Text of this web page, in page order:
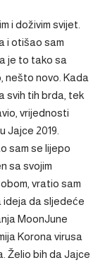
i doživim svijet.
i otišao sam
je to tako sa
nešto novo. Kada
svih tih brda, tek
vrijednosti
Jajce 2019.
sam se lijepo
sa svojim
vratio sam
ideja da sljedeće
MoonJune
Korona virusa
Želio bih da Jajce